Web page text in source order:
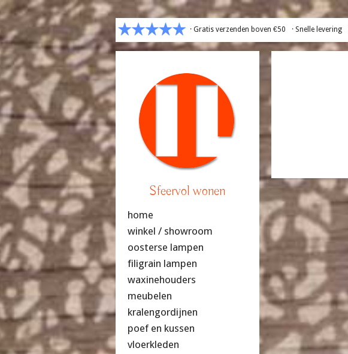
· Gratis verzenden boven €50 · Snelle levering
Sfeervol wonen
home
winkel / showroom
oosterse lampen
filigrain lampen
waxinehouders
meubelen
kralengordijnen
poef en kussen
vloerkleden